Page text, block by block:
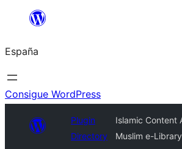
Saltar
contenido
España
Consigue WordPress
Plugin
Directory
Islamic Content
Muslim e-Library